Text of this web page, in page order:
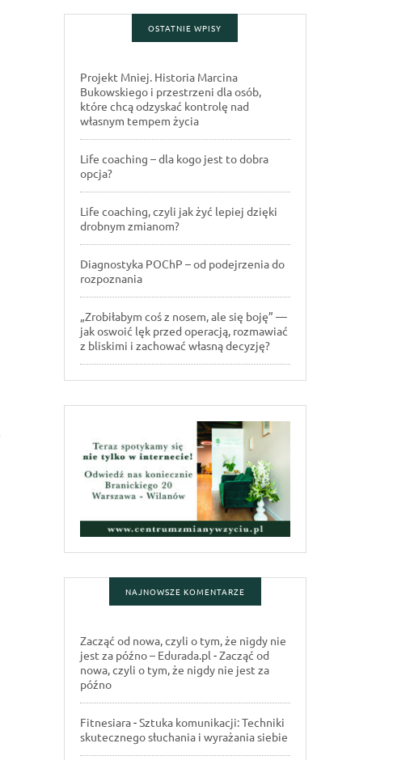
OSTATNIE WPISY
Projekt Mniej. Historia Marcina
Bukowskiego i przestrzeni dla osób,
które chcą odzyskać kontrolę nad
własnym tempem życia
Life coaching – dla kogo jest to dobra
opcja?
Life coaching, czyli jak żyć lepiej dzięki
drobnym zmianom?
Diagnostyka POChP – od podejrzenia do
rozpoznania
„Zrobiłabym coś z nosem, ale się boję” —
jak oswoić lęk przed operacją, rozmawiać
z bliskimi i zachować własną decyzję?
NAJNOWSZE KOMENTARZE
Zacząć od nowa, czyli o tym, że nigdy nie
jest za późno – Edurada.pl -Zacząć od
nowa, czyli o tym, że nigdy nie jest za
późno
Fitnesiara-Sztuka komunikacji: Techniki
skutecznego słuchania i wyrażania siebie